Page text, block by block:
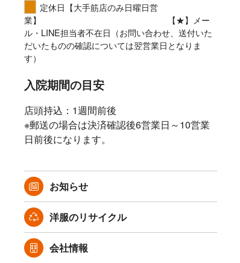
定休日【大手筋店のみ日曜日営
業】 【★】メー
ル・LINE担当者不在日（お問い合わせ、送付いた
だいたものの確認については翌営業日となりま
す）
入院期間の目安
店頭持込：1週間前後
※郵送の場合は決済確認後6営業日～10営業
日前後になります。
お知らせ
洋服のリサイクル
会社情報